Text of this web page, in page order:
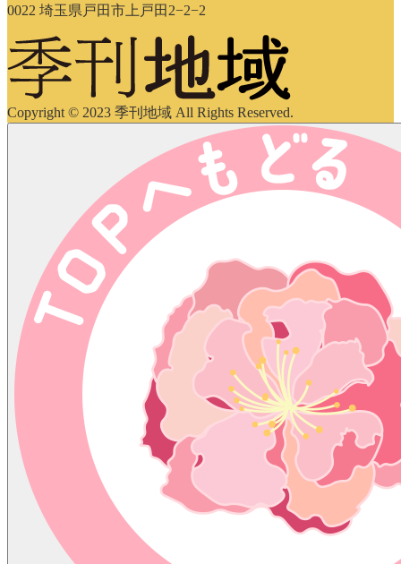
0022 埼玉県戸田市上戸田2−2−2
Copyright © 2023 季刊地域 All Rights Reserved.